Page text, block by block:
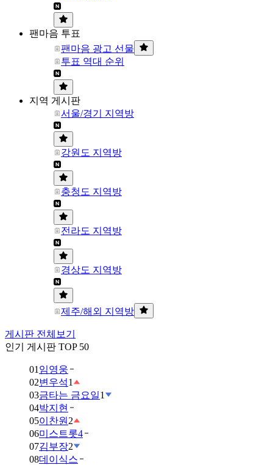
팬마음 투표
팬마음 광고 선물
투표 역대 순위
지역 게시판
서울/경기 지역방
강원도 지역방
충청도 지역방
전라도 지역방
경상도 지역방
제주/해외 지역방
게시판 전체보기
인기 게시판 TOP 50
01 임영웅
02변우석1
03금타는 금요일1
04박지현
05이찬원 2
06미스트롯4
07김부장2
08데이식스